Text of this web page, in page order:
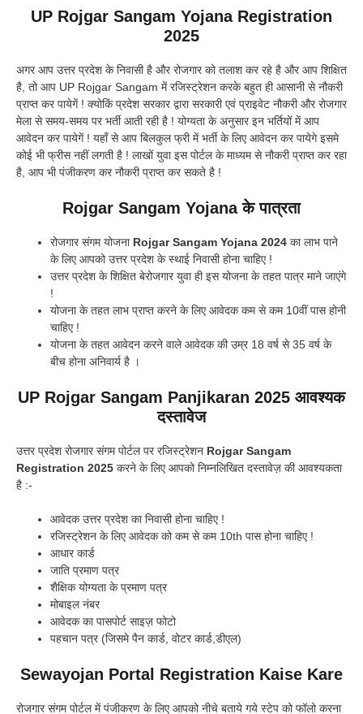
UP Rojgar Sangam Yojana Registration
2025
अगर आप उत्तर प्रदेश के निवासी है और रोजगार को तलाश कर रहे है और आप शिक्षित
है, तो आप UP Rojgar Sangam में रजिस्ट्रेशन करके बहुत ही आसानी से नौकरी
प्राप्त कर पायेगें ! क्योकिं प्रदेश सरकार द्वारा सरकारी एवं प्राइवेट नौकरी और रोजगार
मेला से समय-समय पर भर्ती आती रही है ! योग्यता के अनुसार इन भर्तियों में आप
आवेदन कर पायेगें ! यहाँ से आप बिलकुल फ्री में भर्ती के लिए आवेदन कर पायेगे इसमे
कोई भी फ्रीस नहीं लगती है ! लाखों युवा इस पोर्टल के माध्यम से नौकरी प्राप्त कर रहा
है, आप भी पंजीकरण कर नौकरी प्राप्त कर सकते है !
Rojgar Sangam Yojana के पात्रता
रोजगार संगम योजना Rojgar Sangam Yojana 2024 का लाभ पाने
के लिए आपको उत्तर प्रदेश के स्थाई निवासी होना चाहिए !
उत्तर प्रदेश के शिक्षित बेरोजगार युवा ही इस योजना के तहत पात्र माने जाएंगे
!
योजना के तहत लाभ प्राप्त करने के लिए आवेदक कम से कम 10वीं पास होनी
चाहिए !
योजना के तहत आवेदन करने वाले आवेदक की उम्र 18 वर्ष से 35 वर्ष के
बीच होना अनिवार्य है ।
UP Rojgar Sangam Panjikaran 2025 आवश्यक
दस्तावेज
उत्तर प्रदेश रोजगार संगम पोर्टल पर रजिस्ट्रेशन Rojgar Sangam
Registration 2025 करने के लिए आपको निम्नलिखित दस्तावेज़ की आवश्यकता
है :-
आवेदक उत्तर प्रदेश का निवासी होना चाहिए !
रजिस्ट्रेशन के लिए आवेदक को कम से कम 10th पास होना चाहिए !
आधार कार्ड
जाति प्रमाण पत्र
शैक्षिक योग्यता के प्रमाण पत्र
मोबाइल नंबर
आवेदक का पासपोर्ट साइज़ फोटो
पहचान पत्र (जिसमे पैन कार्ड, वोटर कार्ड,डीएल)
Sewayojan Portal Registration Kaise Kare
रोजगार संगम पोर्टल में पंजीकरण के लिए आपको नीचे बताये गये स्टेप को फॉलो करना